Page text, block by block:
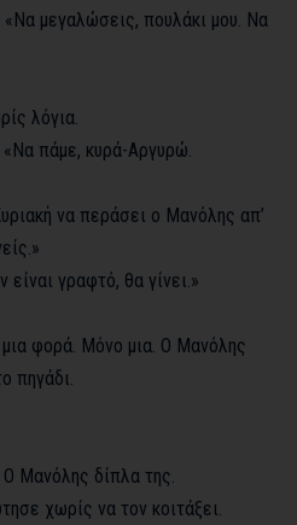
«Να μεγαλώσεις, πουλάκι μου. Να
λόγια.
πάμε, κυρά-Αργυρώ.
να περάσει ο Μανόλης απ’
γραφτό, θα γίνει.»
φορά. Μόνο μια. Ο Μανόλης
πηγάδι.
Ο Μανόλης δίπλα της.
χωρίς να τον κοιτάξει.